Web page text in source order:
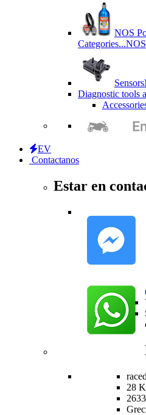
NOS
Categories...
Sensors
Diagnostic tools
EV
Contactanos
Estar en
28